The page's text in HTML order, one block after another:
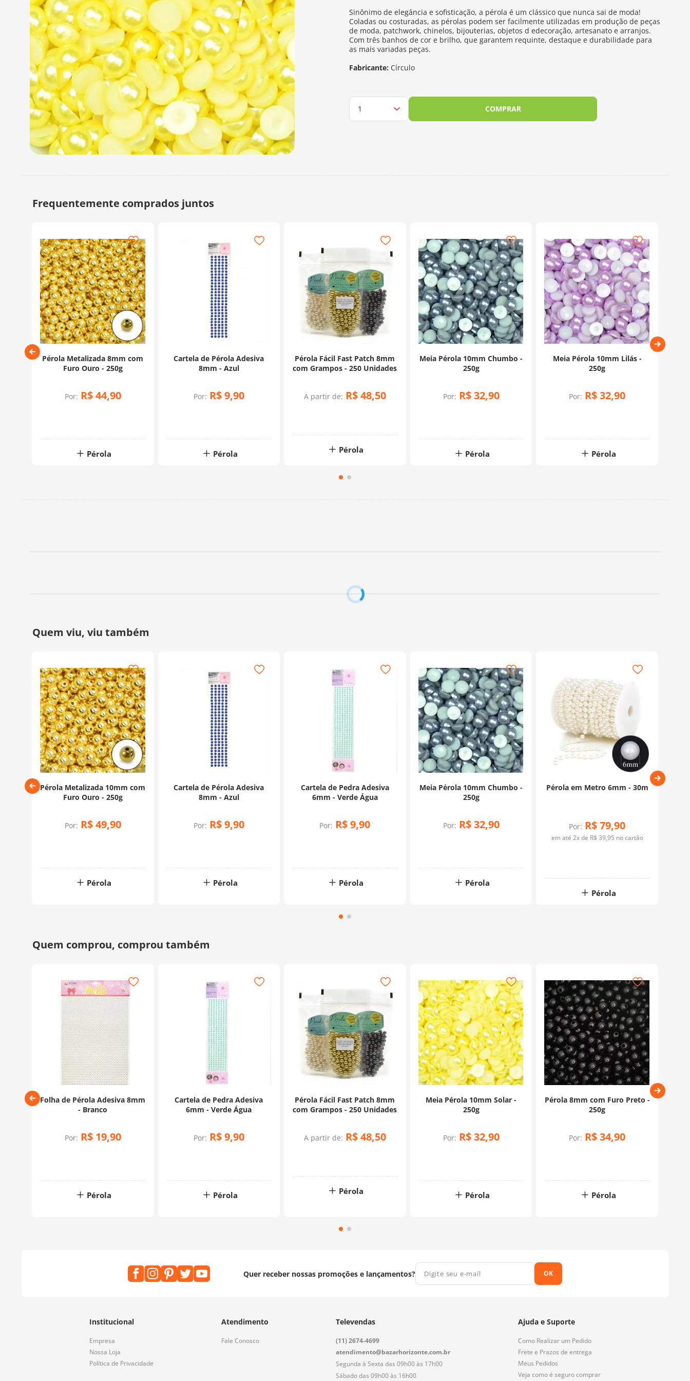
Sinônimo de elegância e sofisticação, a pérola é um clássico que nunca sai de moda!
Coladas ou costuradas, as pérolas podem ser facilmente utilizadas em produção de peças
de moda, patchwork, chinelos, bijouterias, objetos d edecoração, artesanato e arranjos.
Com três banhos de cor e brilho, que garantem requinte, destaque e durabilidade para
as mais variadas peças.
Fabricante: Círculo
COMPRAR
Pérola Metalizada 8mm com
Furo Ouro - 250g
Por: R$44,90
Pérola
Cartela de Pérola Adesiva
8mm - Azul
Por: R$9,90
Pérola
Pérola Fácil Fast Patch 8mm
com Grampos - 250 Unidades
A partir de: R$48,50
Pérola
Meia Pérola 10mm Chumbo -
250g
Por: R$ 32,90
Pérola
Meia Pérola 10mm Lilás -
250g
Por: R$32,90
Pérola
Pérola Metalizada 10mm com
Furo Ouro - 250g
Por: R$49,90
Pérola
Cartela de Pérola Adesiva
8mm - Azul
Por: R$9,90
Pérola
Cartela de Pedra Adesiva
6mm - Verde Água
Por: R$ 9,90
Pérola
Meia Pérola 10mm Chumbo -
250g
Por: R$ 32,90
Pérola
Pérola em Metro 6mm - 30m
Por: R$79,90
em até 2x de R$ 39,95 no cartão
Pérola
Folha de Pérola Adesiva 8mm
- Branco
Por: R$ 19,90
Pérola
Cartela de Pedra Adesiva
6mm - Verde Água
Por: R$9,90
Pérola
Pérola Fácil Fast Patch 8mm
com Grampos - 250 Unidades
A partir de: R$48,50
Pérola
Meia Pérola 10mm Solar -
250g
Por: R$ 32,90
Pérola
Pérola 8mm com Furo Preto -
250g
Por: R$34,90
Pérola
Quer receber nossas promoções e lançamentos? OK
Institucional
Empresa
Nossa Loja
Política de Privacidade
Atendimento
Fale Conosco
Televendas
(11) 2674-4699
atendimento@bazarhorizonte.com.br
Segunda à Sexta das 09h00 às 17h00
Sábado das 09h00 às 16h00
Ajuda e Suporte
Como Realizar um Pedido
Frete e Prazos de entrega
Meus Pedidos
Veja como é seguro comprar